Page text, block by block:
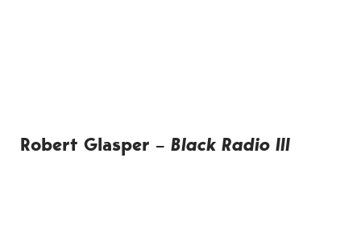
Robert Glasper – Black Radio III